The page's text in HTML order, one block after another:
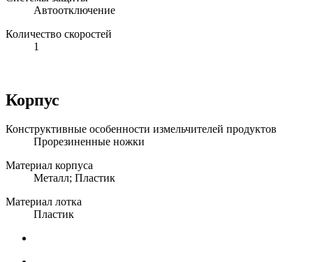
Автоотключение
Количество скоростей
1
Корпус
Конструктивные особенности измельчителей продуктов
Прорезиненные ножки
Материал корпуса
Металл; Пластик
Материал лотка
Пластик